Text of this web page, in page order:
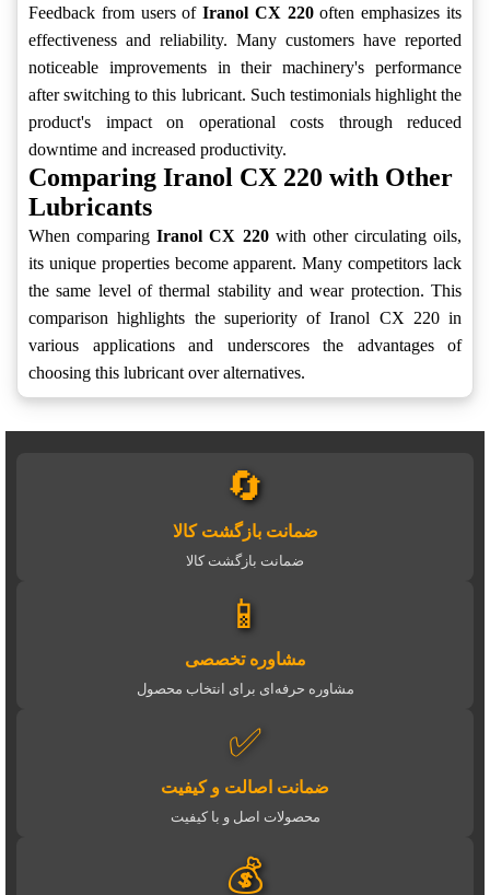
Feedback from users ofIranol CX 220often emphasizes its
effectiveness and reliability. Many customers have reported
noticeable improvements in their machinery's performance
after switching to this lubricant. Such testimonials highlight the
product's impact on operational costs through reduced
downtime and increased productivity.
Comparing Iranol CX 220 with Other
Lubricants
When comparingIranol CX 220with other circulating oils,
its unique properties become apparent. Many competitors lack
the same level of thermal stability and wear protection. This
comparison highlights the superiority of Iranol CX 220 in
various applications and underscores the advantages of
choosing this lubricant over alternatives.
🔄
ضمانت بازگشت کالا
ضمانت بازگشت کالا
📱
مشاوره تخصصی
مشاوره حرفه‌ای برای انتخاب محصول
✅
ضمانت اصالت و کیفیت
محصولات اصل و با کیفیت
💰